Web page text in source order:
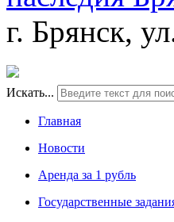
г. Брянск,
Искать...
Главная
Новости
Аренда за 1 рубль
Государственные